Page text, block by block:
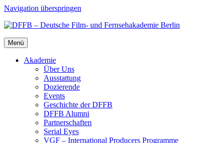
Navigation überspringen
Menü
Aka­de­mie
Über Uns
Aus­stat­tung
Dozie­ren­de
Events
Geschich­te der DFFB
DFFB Alum­ni
Part­ner­schaf­ten
Seri­al Eyes
VGF – Inter­na­tio­nal Pro­du­cers Pro­gram­me